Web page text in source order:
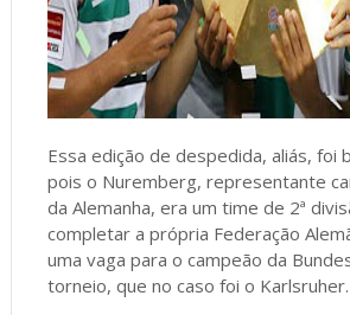
Essa edição de despedida, aliás, foi
pois o Nuremberg, representante
da Alemanha, era um time de 2ª
completar a própria Federação
uma vaga para o campeão da
torneio, que no caso foi o Karlsruher.